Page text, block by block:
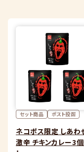
セット商品 ポスト投函
ネコポス限定 しあわ
激辛 チキンカレー3